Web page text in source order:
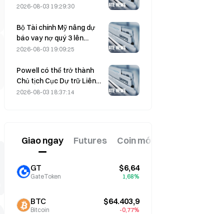
mạnh lên trong phiên giao
2026-08-03 19:29:30
Bộ Tài chính Mỹ nâng dự
báo vay nợ quý 3 lên
739Bỷ USD
2026-08-03 19:09:25
Powell có thể trở thành
Chủ tịch Cục Dự trữ Liên
bang thứ tư hoàn thành
2026-08-03 18:37:14
Giao ngay Futures Coin mới
GT
GateToken
$6,64
1,68%
BTC
Bitcoin
$64.403,9
-0,77%